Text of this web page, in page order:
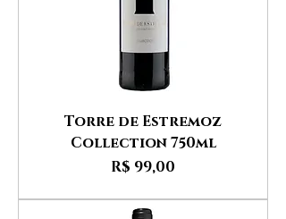
Torre de Estremoz
Collection 750ml
Preço
R$ 99,00